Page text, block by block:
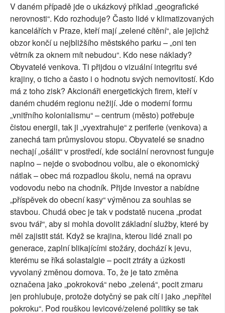
V daném případě jde o ukázkový příklad „geografické
nerovnosti“. Kdo rozhoduje? Často lidé v klimatizovaných
kancelářích v Praze, kteří mají „zelené cítění“, ale jejichž
obzor končí u nejbližšího městského parku – „oni ten
větrník za oknem mít nebudou“. Kdo nese náklady?
Obyvatelé venkova. Ti přijdou o vizuální integritu své
krajiny, o ticho a často i o hodnotu svých nemovitostí. Kdo
má z toho zisk? Akcionáři energetických firem, kteří v
daném chudém regionu nežijí. Jde o moderní formu
„vnitřního kolonialismu“ – centrum (město) potřebuje
čistou energii, tak ji „vyextrahuje“ z periferie (venkova) a
zanechá tam průmyslovou stopu. Obyvatelé se snadno
nechají „ošálit“ v prostředí, kde sociální nerovnost funguje
naplno – nejde o svobodnou volbu, ale o ekonomický
nátlak – obec má rozpadlou školu, nemá na opravu
vodovodu nebo na chodník. Přijde investor a nabídne
„příspěvek do obecní kasy“ výměnou za souhlas se
stavbou. Chudá obec je tak v podstatě nucena „prodat
svou tvář“, aby si mohla dovolit základní služby, které by
měl zajistit stát. Když se krajina, kterou lidé znali po
generace, zaplní blikajícími stožáry, dochází k jevu,
kterému se říká solastalgie – pocit ztráty a úzkosti
vyvolaný změnou domova. To, že je tato změna
označena jako „pokroková“ nebo „zelená“, pocit zmaru
jen prohlubuje, protože dotyčný se pak cítí i jako „nepřítel
pokroku“. Pod rouškou levicové/zelené politiky se tak